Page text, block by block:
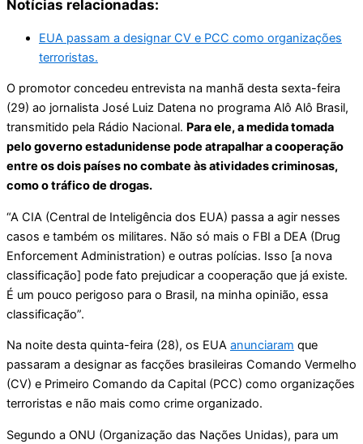
Notícias relacionadas:
EUA passam a designar CV e PCC como organizações
terroristas.
O promotor concedeu entrevista na manhã desta sexta-feira
(29) ao jornalista José Luiz Datena no programa Alô Alô Brasil,
transmitido pela Rádio Nacional. Para ele, a medida tomada
pelo governo estadunidense pode atrapalhar a cooperação
entre os dois países no combate às atividades criminosas,
como o tráfico de drogas.
“A CIA (Central de Inteligência dos EUA) passa a agir nesses
casos e também os militares. Não só mais o FBI a DEA (Drug
Enforcement Administration) e outras polícias. Isso [a nova
classificação] pode fato prejudicar a cooperação que já existe.
É um pouco perigoso para o Brasil, na minha opinião, essa
classificação”.
Na noite desta quinta-feira (28), os EUA anunciaram que
passaram a designar as facções brasileiras Comando Vermelho
(CV) e Primeiro Comando da Capital (PCC) como organizações
terroristas e não mais como crime organizado.
Segundo a ONU (Organização das Nações Unidas), para um